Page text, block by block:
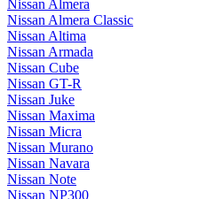
Nissan Almera
Nissan Almera Classic
Nissan Altima
Nissan Armada
Nissan Cube
Nissan GT-R
Nissan Juke
Nissan Maxima
Nissan Micra
Nissan Murano
Nissan Navara
Nissan Note
Nissan NP300